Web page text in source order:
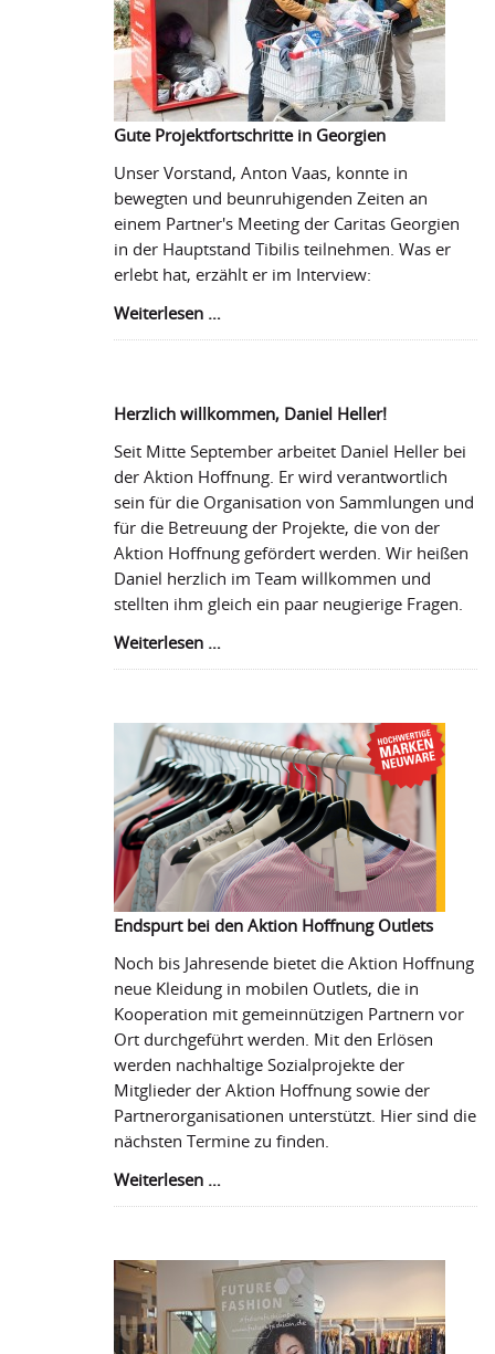
Gute Projektfortschritte in Georgien
Unser Vorstand, Anton Vaas, konnte in
bewegten und beunruhigenden Zeiten an
einem Partner's Meeting der Caritas Georgien
in der Hauptstand Tibilis teilnehmen. Was er
erlebt hat, erzählt er im Interview:
Weiterlesen …
Projektfortschritte
Herzlich willkommen, Daniel Heller!
Seit Mitte September arbeitet Daniel Heller bei
der Aktion Hoffnung. Er wird verantwortlich
sein für die Organisation von Sammlungen und
für die Betreuung der Projekte, die von der
Aktion Hoffnung gefördert werden. Wir heißen
Daniel herzlich im Team willkommen und
stellten ihm gleich ein paar neugierige Fragen.
Weiterlesen …
Endspurt bei den Aktion Hoffnung Outlets
Noch bis Jahresende bietet die Aktion Hoffnung
neue Kleidung in mobilen Outlets, die in
Kooperation mit gemeinnützigen Partnern vor
Ort durchgeführt werden. Mit den Erlösen
werden nachhaltige Sozialprojekte der
Mitglieder der Aktion Hoffnung sowie der
Partnerorganisationen unterstützt. Hier sind die
nächsten Termine zu finden.
Weiterlesen …
Hoffnung
Outlets